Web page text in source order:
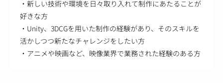
・新しい技術や環境を日々取り入れて制作にあたることが
好きな方
・Unity、3DCGを用いた制作の経験があり、そのスキルを
活かしつつ新たなチャレンジをしたい方
・アニメや映画など、映像業界で業務された経験のある方